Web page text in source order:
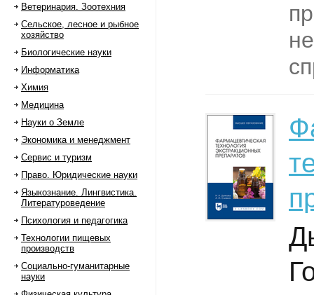
Ветеринария. Зоотехния
Сельское, лесное и рыбное
хозяйство
Биологические науки
Информатика
Химия
Медицина
Науки о Земле
Экономика и менеджмент
Сервис и туризм
Право. Юридические науки
Языкознание. Лингвистика.
Литературоведение
Психология и педагогика
Технологии пищевых
производств
Социально-гуманитарные
науки